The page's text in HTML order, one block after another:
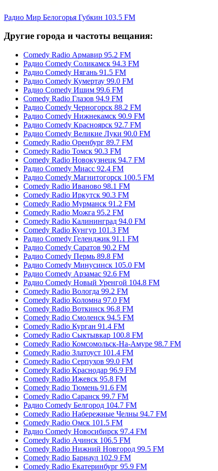
Радио Мир Белогорья Губкин 103.5 FM
Другие города и частоты вещания:
Comedy Radio Армавир 95.2 FM
Радио Comedy Соликамск 94.3 FM
Радио Comedy Нягань 91.5 FM
Радио Comedy Кумертау 99.0 FM
Радио Comedy Ишим 99.6 FM
Comedy Radio Глазов 94.9 FM
Радио Comedy Черногорск 88.2 FM
Радио Comedy Нижнекамск 90.9 FM
Радио Comedy Красноярск 92.7 FM
Радио Comedy Великие Луки 90.0 FM
Comedy Radio Оренбург 89.7 FM
Comedy Radio Томск 90.3 FM
Comedy Radio Новокузнецк 94.7 FM
Радио Comedy Миасс 92.4 FM
Радио Comedy Магнитогорск 100.5 FM
Comedy Radio Иваново 98.1 FM
Comedy Radio Иркутск 90.3 FM
Comedy Radio Мурманск 91.2 FM
Comedy Radio Можга 95.2 FM
Comedy Radio Калининград 94.0 FM
Comedy Radio Кунгур 101.3 FM
Радио Comedy Геленджик 91.1 FM
Радио Comedy Саратов 90.2 FM
Радио Comedy Пермь 89.8 FM
Радио Comedy Минусинск 105.0 FM
Радио Comedy Арзамас 92.6 FM
Радио Comedy Новый Уренгой 104.8 FM
Comedy Radio Вологда 99.2 FM
Comedy Radio Коломна 97.0 FM
Comedy Radio Воткинск 96.8 FM
Comedy Radio Смоленск 94.5 FM
Comedy Radio Курган 91.4 FM
Comedy Radio Сыктывкар 100.8 FM
Comedy Radio Комсомольск-На-Амуре 98.7 FM
Comedy Radio Златоуст 101.4 FM
Comedy Radio Серпухов 99.0 FM
Comedy Radio Краснодар 96.9 FM
Comedy Radio Ижевск 95.8 FM
Comedy Radio Тюмень 91.6 FM
Comedy Radio Саранск 99.7 FM
Радио Comedy Белгород 104.7 FM
Comedy Radio Набережные Челны 94.7 FM
Comedy Radio Омск 101.5 FM
Радио Comedy Новосибирск 97.4 FM
Comedy Radio Ачинск 106.5 FM
Comedy Radio Нижний Новгород 99.5 FM
Comedy Radio Барнаул 102.9 FM
Comedy Radio Екатеринбург 95.9 FM